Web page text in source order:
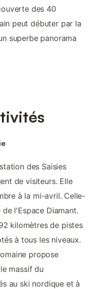
des 40
peut débuter par la
superbe panorama
des Saisies
de visiteurs. Elle
à la mi-avril. Celle-
l'Espace Diamant.
kilomètres de pistes
à tous les niveaux.
propose
massif du
au ski nordique et à